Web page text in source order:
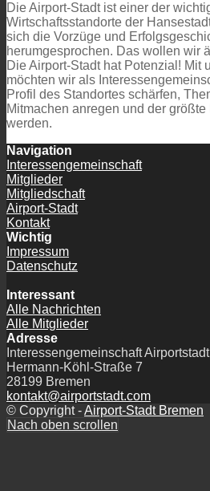
Die Airport-Stadt ist einer der
Wirtschaftsstandorte der
sich die Vorzüge und
herumgesprochen. Das wollen wir
Die Airport-Stadt hat Potenzial! Mit
möchten wir als
Profil des Standortes schärfen,
Mitmachen anregen und der
werden.
Navigation
Interessengemeinschaft
Mitglieder
Mitgliedschaft
Airport-Stadt
Kontakt
Wichtig
Impressum
Datenschutz
Interessant
Alle Nachrichten
Alle Mitglieder
Adresse
Interessengemeinschaft
Hermann-Köhl-Straße 7
28199 Bremen
kontakt@airportstadt.com
© Copyright -Airport-Stadt Bremen
Nach oben scrollen